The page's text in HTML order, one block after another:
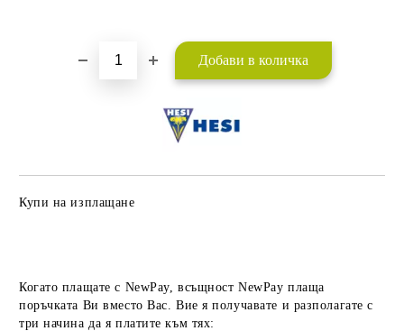
Купи на изплащане
Когато плащате с NewPay, всъщност NewPay плаща
поръчката Ви вместо Вас. Вие я получавате и разполагате с
три начина да я платите към тях: